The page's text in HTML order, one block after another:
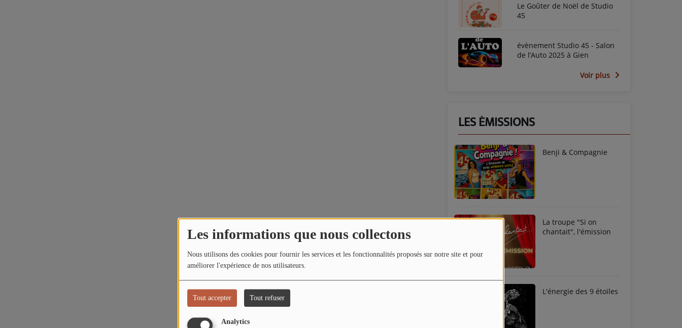
Les informations que nous collectons
Nous utilisons des cookies pour fournir les services et les fonctionnalités proposés sur notre site et pour
améliorer l'expérience de nos utilisateurs.
Tout accepter Tout refuser
Analytics
Le Goûter de Noël de Studio
45
évènement Studio 45 - Salon
de l’Auto 2025 à Gien
Voir plus
LES ÉMISSIONS
Benji & Compagnie
La troupe "Si on
chantait", l'émission
L'énergie des 9 étoiles